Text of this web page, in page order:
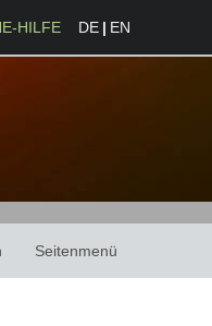
DE | EN
HILFE
Seitenmenü